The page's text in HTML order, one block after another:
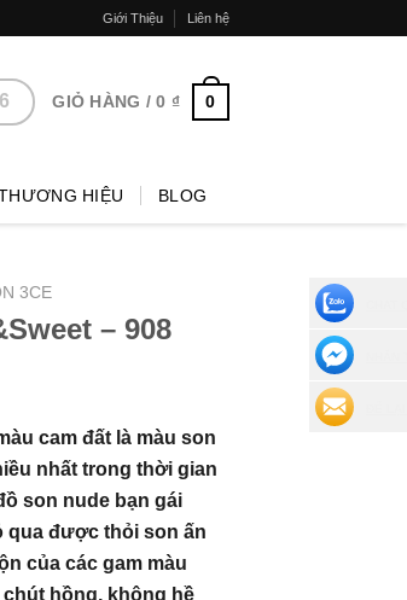
Giới Thiệu Liên hệ
GIỎ HÀNG /0 ₫ 0
HIỆU BLOG
3CE
– 908
cam đất là màu son
nhất trong thời gian
son nude bạn gái
qua được thỏi son ấn
của các gam màu
hồng, không hề